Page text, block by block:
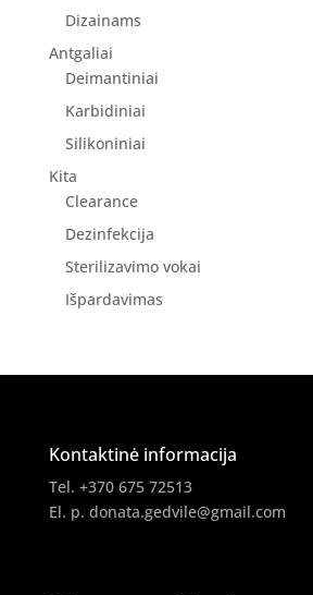
Dizainams
Antgaliai
Deimantiniai
Karbidiniai
Silikoniniai
Kita
Clearance
Dezinfekcija
Sterilizavimo vokai
Išpardavimas
Kontaktinė informacija
Tel. +370 675 72513
El. p. donata.gedvile@gmail.com